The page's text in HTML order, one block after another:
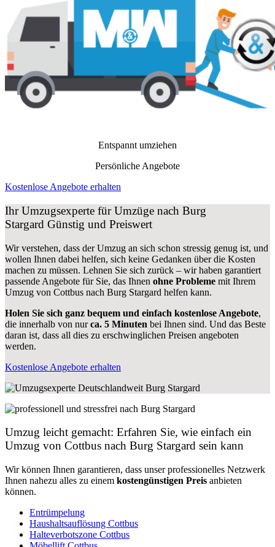
Entspannt umziehen
Persönliche Angebote
Kostenlose Angebote erhalten
Ihr Umzugsexperte für Umzüge nach Burg
Stargard Günstig und Preiswert
Wir verstehen, dass der Umzug an sich schon stressig genug ist, und
wollen Ihnen dabei helfen, sich keine Gedanken über die Kosten
machen zu müssen. Lehnen Sie sich zurück – wir haben garantiert
passende Angebote für Sie, das Ihnen ohne Probleme mit Ihrem
Umzug von Cottbus nach Burg Stargard helfen kann.
Holen Sie sich ganz bequem und einfach kostenlose Angebote,
die innerhalb von nurca. 5 Minuten bei Ihnen sind. Und das Beste
daran ist, dass all dies zu erschwinglichen Preisen angeboten
werden.
Kostenlose Angebote erhalten
Umzug leicht gemacht: Erfahren Sie, wie einfach ein
Umzug von Cottbus nach Burg Stargard sein kann
Wir können Ihnen garantieren, dass unser professionelles Netzwerk
Ihnen nahezu alles zu einem kostengünstigen Preis anbieten
können.
Entrümpelung
Haushaltsauflösung Cottbus
Halteverbotszone Cottbus